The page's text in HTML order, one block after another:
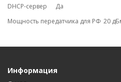
DHCP-сервер
Да
Мощность передатчика для РФ 20
Информация